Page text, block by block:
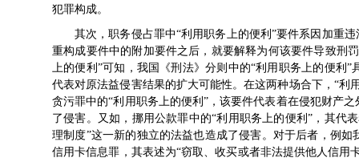
犯罪构成。
其次，职务侵占罪中“利用职务上的便利”要件系因加重
重构成要件中的附加要件之后，就要解释为何该要件导致刑
上的便利”可知，我国《刑法》分则中的“利用职务上的便利
代表对原法益侵害结果的扩大可能性。在这两种场合下，“
贪污罪中的“利用职务上的便利”，该要件代表着在侵犯财产
了侵害。又如，挪用公款罪中的“利用职务上的便利”，其代
理制度”这一新的独立的法益也造成了侵害。对于后者，例
信用卡信息罪，其表述为“窃取、收买或者非法提供他人信用